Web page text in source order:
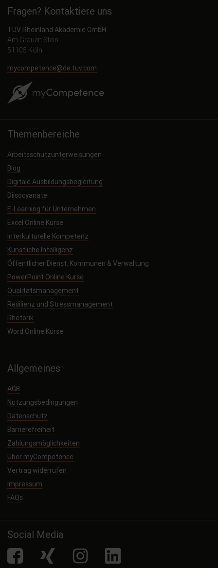
Fragen? Kontaktiere uns
TÜV Rheinland Akademie GmbH
Am Grauen Stein
51105 Köln
mycompetence@de.tuv.com
Themenbereiche
Arbeitsschutzunterweisungen
Blog
Digitale Ausbildungsbegleitung
Diisocyanate
E-Learning für Unternehmen
Excel Online Kurse
Interkulturelle Kompetenz
Künstliche Intelligenz
Öffentlicher Dienst, Kommunen & Verwaltung
PowerPoint Online Kurse
Qualitätsmanagement
Resilienz und Stressmanagement
Rhetorik
Word Online Kurse
Allgemeines
AGB
Nutzungsbedingungen
Datenschutz
Barrierefreiheit
Zahlungsmöglichkeiten
Über myCompetence
Vertrag widerrufen
Impressum
FAQs
Social Media
facebook Xing Instagram LinkedIn